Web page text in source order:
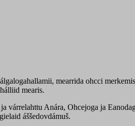
mearrida ohcci
mearis.
várrelahttu Anára, Ohcejoga ja
áššedovdámuš.